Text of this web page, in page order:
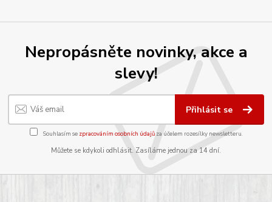
Nepropásněte novinky, akce a
slevy!
Přihlásit se
Souhlasím se zpracováním osobních údajůza účelem rozesílky newsletteru.
Můžete se kdykoli odhlásit. Zasíláme jednou za 14 dní.